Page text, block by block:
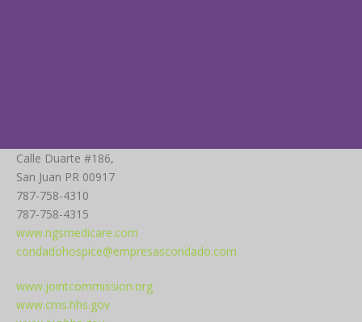
Calle Duarte #186,
San Juan PR 00917
787-758-4310
787-758-4315
www.ngsmedicare.com
condadohospice@empresascondado.com
www.jointcommission.org
www.cms.hhs.gov